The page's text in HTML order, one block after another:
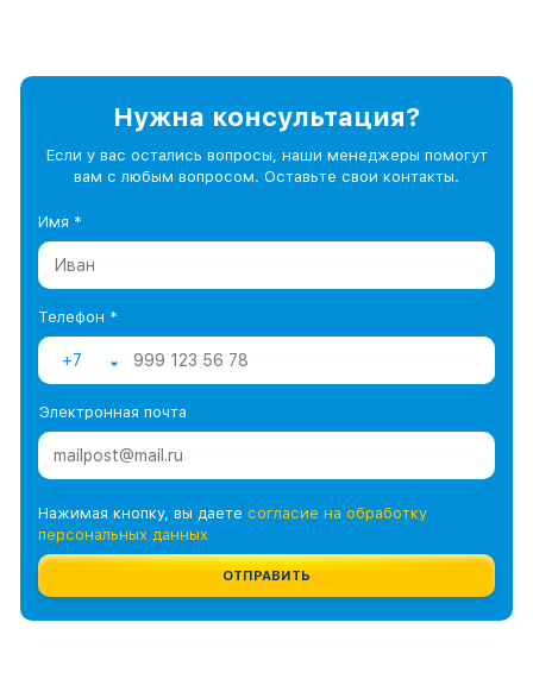
Нужна консультация?
Если у вас остались вопросы, наши менеджеры помогут
вам с любым вопросом. Оставьте свои контакты.
Имя *
Телефон *
+7
Электронная почта
Нажимая кнопку, вы даете согласие на обработку
персональных данных
ОТПРАВИТЬ